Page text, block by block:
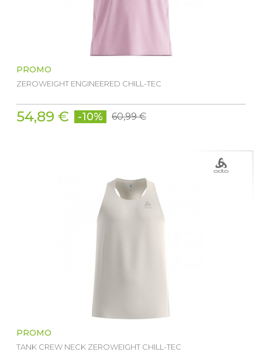
PROMO
ZEROWEIGHT ENGINEERED CHILL-TEC
54,89 € -10% 60,99 €
PROMO
TANK CREW NECK ZEROWEIGHT CHILL-TEC